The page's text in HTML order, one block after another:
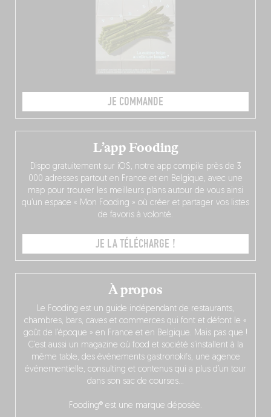
JE COMMANDE
À propos
Le Fooding est un guide indépendant de restaurants,
chambres, bars, caves et commerces qui font et défont le «
goût de l’époque » en France et en Belgique. Mais pas que !
C’est aussi un magazine où food et société s’installent à la
même table, des événements gastronokifs, une agence
événementielle, consulting et contenus qui a plus d’un tour
dans son sac de courses…
Fooding® est une marque déposée.
L’app Fooding
Dispo gratuitement sur iOS, notre app compile près de 3
000 adresses partout en France et en Belgique, avec une
map pour trouver les meilleurs plans autour de vous ainsi
qu’un espace « Mon Fooding » où créer et partager vos listes
de favoris à volonté.
JE LA TÉLÉCHARGE !